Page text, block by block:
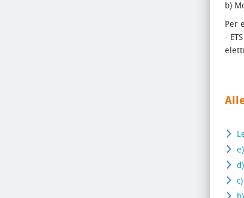
b)
Per
-